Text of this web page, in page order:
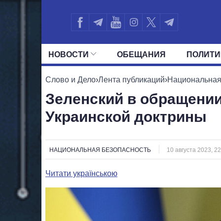
НОВОСТИ ОБЕЩАНИЯ
ВСЕ ПОЛИТИКИ ПРЕЗИДЕНТ И
Слово и Дело›Лента публикаций›
Зеленский в
Украинской доктрины
НАЦИОНАЛЬНАЯ БЕЗОПАСНОСТЬ 10 августа 2023,
Читати українською